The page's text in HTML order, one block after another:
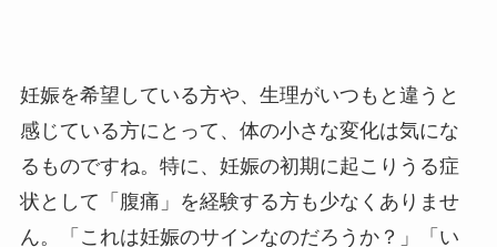
妊娠を希望している方や、生理がいつもと違うと
感じている方にとって、体の小さな変化は気にな
るものですね。特に、妊娠の初期に起こりうる症
状として「腹痛」を経験する方も少なくありませ
ん。「これは妊娠のサインなのだろうか？」「い